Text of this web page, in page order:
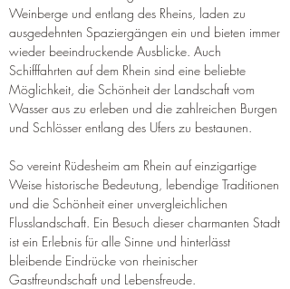
Weinberge und entlang des Rheins, laden zu
ausgedehnten Spaziergängen ein und bieten immer
wieder beeindruckende Ausblicke. Auch
Schifffahrten auf dem Rhein sind eine beliebte
Möglichkeit, die Schönheit der Landschaft vom
Wasser aus zu erleben und die zahlreichen Burgen
und Schlösser entlang des Ufers zu bestaunen.
So vereint Rüdesheim am Rhein auf einzigartige
Weise historische Bedeutung, lebendige Traditionen
und die Schönheit einer unvergleichlichen
Flusslandschaft. Ein Besuch dieser charmanten Stadt
ist ein Erlebnis für alle Sinne und hinterlässt
bleibende Eindrücke von rheinischer
Gastfreundschaft und Lebensfreude.